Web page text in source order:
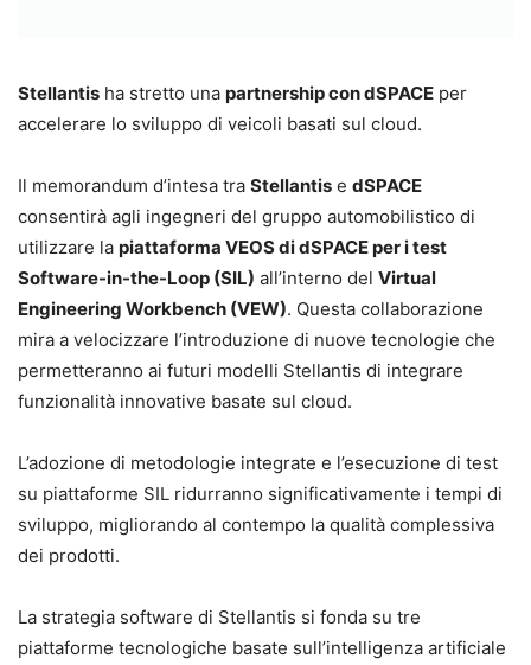
Stellantis ha stretto una partnership con dSPACE per
accelerare lo sviluppo di veicoli basati sul cloud.
Il memorandum d’intesa tra Stellantis e dSPACE
consentirà agli ingegneri del gruppo automobilistico di
utilizzare la piattaforma VEOS di dSPACE per i test
Software-in-the-Loop (SIL) all’interno del Virtual
Engineering Workbench (VEW). Questa collaborazione
mira a velocizzare l’introduzione di nuove tecnologie che
permetteranno ai futuri modelli Stellantis di integrare
funzionalità innovative basate sul cloud.
L’adozione di metodologie integrate e l’esecuzione di test
su piattaforme SIL ridurranno significativamente i tempi di
sviluppo, migliorando al contempo la qualità complessiva
dei prodotti.
La strategia software di Stellantis si fonda su tre
piattaforme tecnologiche basate sull’intelligenza artificiale